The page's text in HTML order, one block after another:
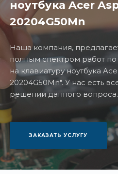
ноутбука Acer
20204G50Mn
Наша компания,
полным спектром работ по
на клавиатуру ноутбука
20204G50Mn". У нас есть
решении данного вопроса.
ЗАКАЗАТЬ УСЛУГУ